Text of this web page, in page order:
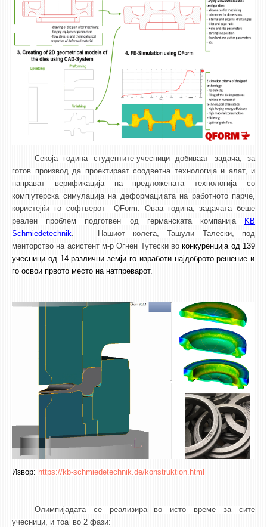
ТЕЛЕФОНСКИ ИМЕНИК
ALUMNI MFS
ИЗВЕСТУВАЊА
НАСТАВЕН КАДАР
РЕДОВНИ ПРОФ.
ВОНРЕДНИ ПРОФ.
ЛЕКТОРИ
ЛАБОРАНТИ
ПЕНЗИОНИРАН КАДАР
IN MEMORIAM
II ЦИКЛУС - ПОСЛЕДИПЛОМСКИ
МЕЃУНАРОДНА РАЗМЕНА
ЕКВИВАЛЕНЦИИ ОД СТАРИ СТУДИСКИ ПРОГРАМИ
ОГЛАСНА ТАБЛА
СООПШТЕНИЈА
СТУДЕНТСКА СЛУЖБА
БИБЛИОТЕКА
ДА ВИНЧИ МАГАЗИН
Секоја година студентите-учесници добиваат задача, за
готов производ да проектираат соодветна технологија и алат, и
направат верификација на предложената технологија со
компјутерска симулација на деформацијата на работното парче,
користејќи го софтверот QForm. Оваа година, задачата беше
реален проблем подготвен од германската компанија
KB
Schmiedetechnik. Нашиот колега,Ташули Талески, под
менторство на асистент м-р Огнен Тутески воконкуренција од 139
учесници од 14 различни земји го изработи најдоброто решение и
го освои првото место на натпреварот.
Извор: https://kb-schmiedetechnik.de/konstruktion.html
Олимпијадата се реализира
во исто време за сите
учесници, и тоа во 2 фази: